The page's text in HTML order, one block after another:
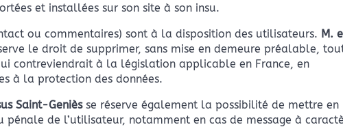
et installées sur son site à son insu.
ou commentaires) sont à la disposition des utilisateurs. M.
le droit de supprimer, sans mise en demeure préalable,
contreviendrait à la législation applicable en France, en
à la protection des données.
Saint-Genièsse réserve également la possibilité de mettre en
de l’utilisateur, notamment en cas de message à